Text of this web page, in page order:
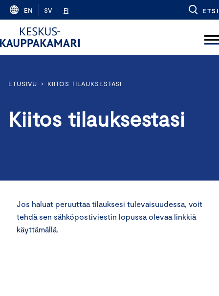
Skip
content
EN SV FI ETSI
ETUSIVU › KIITOS TILAUKSESTASI
Kiitos tilauksestasi
Jos haluat peruuttaa tilauksesi tulevaisuudessa, voit
tehdä sen sähköpostiviestin lopussa olevaa linkkiä
käyttämällä.